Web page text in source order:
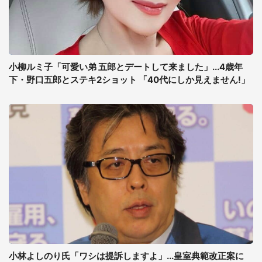
小柳ルミ子「可愛い弟 五郎とデートして来ました」...4歳年
下・野口五郎とステキ2ショット 「40代にしか見えません!」
小林よしのり氏「ワシは提訴しますよ」...皇室典範改正案に